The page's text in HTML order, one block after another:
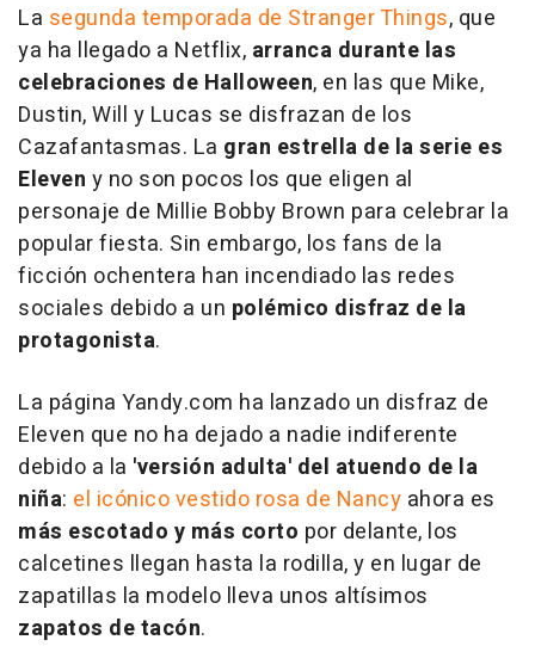
La segunda temporada de Stranger Things, que
ya ha llegado a Netflix, arranca durante las
celebraciones de Halloween, en las que Mike,
Dustin, Will y Lucas se disfrazan de los
Cazafantasmas. La gran estrella de la serie es
Eleven y no son pocos los que eligen al
personaje de Millie Bobby Brown para celebrar la
popular fiesta. Sin embargo, los fans de la
ficción ochentera han incendiado las redes
sociales debido a un polémico disfraz de la
protagonista.
La página Yandy.com ha lanzado un disfraz de
Eleven que no ha dejado a nadie indiferente
debido a la 'versión adulta' del atuendo de la
niña: el icónico vestido rosa de Nancy ahora es
más escotado y más corto por delante, los
calcetines llegan hasta la rodilla, y en lugar de
zapatillas la modelo lleva unos altísimos
zapatos de tacón.